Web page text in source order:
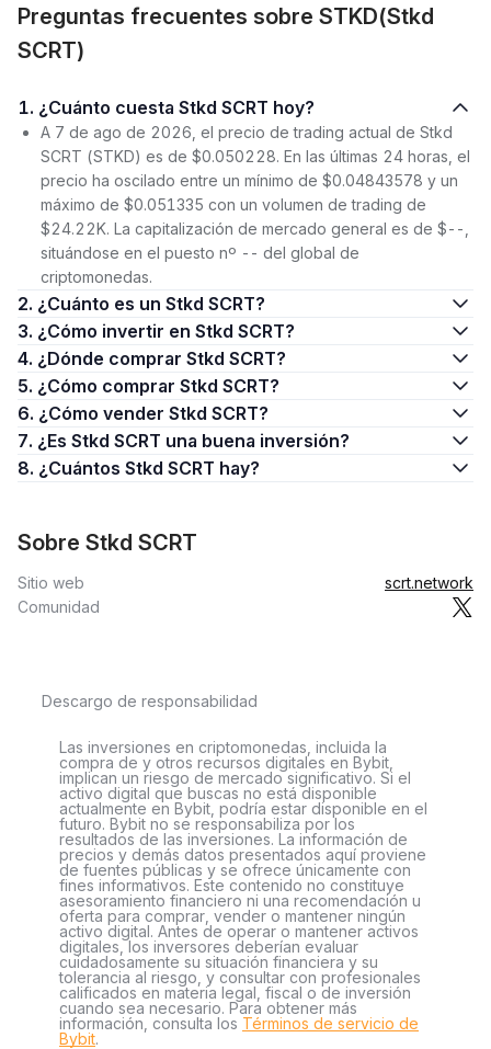
Preguntas frecuentes sobre STKD(Stkd
SCRT)
1. ¿Cuánto cuesta Stkd SCRT hoy?
A 7 de ago de 2026, el precio de trading actual de Stkd
SCRT (STKD) es de $0.050228. En las últimas 24 horas, el
precio ha oscilado entre un mínimo de $0.04843578 y un
máximo de $0.051335 con un volumen de trading de
$24.22K. La capitalización de mercado general es de $--,
situándose en el puesto nº -- del global de
criptomonedas.
2. ¿Cuánto es un Stkd SCRT?
3. ¿Cómo invertir en Stkd SCRT?
4. ¿Dónde comprar Stkd SCRT?
5. ¿Cómo comprar Stkd SCRT?
6. ¿Cómo vender Stkd SCRT?
7. ¿Es Stkd SCRT una buena inversión?
8. ¿Cuántos Stkd SCRT hay?
Sobre Stkd SCRT
Sitio web
scrt.network
Comunidad
Descargo de responsabilidad
Las inversiones en criptomonedas, incluida la
compra de y otros recursos digitales en Bybit,
implican un riesgo de mercado significativo. Si el
activo digital que buscas no está disponible
actualmente en Bybit, podría estar disponible en el
futuro. Bybit no se responsabiliza por los
resultados de las inversiones. La información de
precios y demás datos presentados aquí proviene
de fuentes públicas y se ofrece únicamente con
fines informativos. Este contenido no constituye
asesoramiento financiero ni una recomendación u
oferta para comprar, vender o mantener ningún
activo digital. Antes de operar o mantener activos
digitales, los inversores deberían evaluar
cuidadosamente su situación financiera y su
tolerancia al riesgo, y consultar con profesionales
calificados en materia legal, fiscal o de inversión
cuando sea necesario. Para obtener más
información, consulta los Términos de servicio de
Bybit.